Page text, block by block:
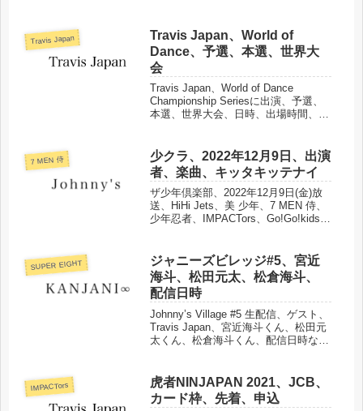
Travis Japan
Travis Japan、World of
Dance、予選、本選、世界大
会
Travis Japan、World of Dance
Championship Seriesに出演、予選、
本選、世界大会、日時、出場時間、結
7 MEN 侍
少クラ、2022年12月9日、出演
者、楽曲、キッタキッテナイ
ザ少年倶楽部、2022年12月9日(金)放
送、HiHi Jets、美 少年、7 MEN 侍、
少年忍者、IMPACTors、Go!Go!kids、
曲、放送内容などまとめました。
SUPER EIGHT
ジャニーズビレッジ#5、宮近
海斗、松田元太、松倉海斗、
配信日時
Johnny’s Village #5 生配信、ゲスト、
Travis Japan、宮近海斗くん、松田元
太くん、松倉海斗くん、配信日時など
IMPACTors
虎者NINJAPAN 2021、JCB、
カード枠、先着、申込